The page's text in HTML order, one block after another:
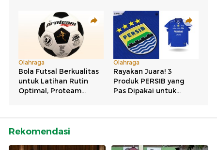
Rekomendasi